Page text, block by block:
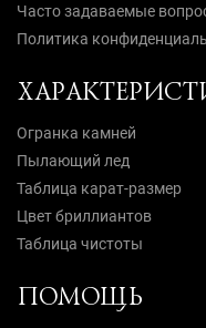
Часто задаваемые
Политика
Огранка камней
Пылающий лед
Таблица карат-размер
Цвет бриллиантов
Таблица чистоты
ПОМОЩЬ